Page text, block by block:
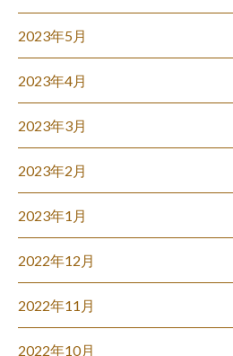
2023年5月
2023年4月
2023年3月
2023年2月
2023年1月
2022年12月
2022年11月
2022年10月